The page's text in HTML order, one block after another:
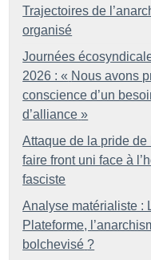
Trajectoires de
organisé
Journées
2026 : « Nous avons
conscience d’un
d’alliance »
Attaque de la pride de
faire front uni face à
fasciste
Analyse matérialiste :
Plateforme,
bolchevisé ?